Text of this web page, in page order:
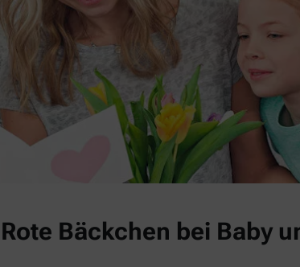
Bäckchen bei Baby